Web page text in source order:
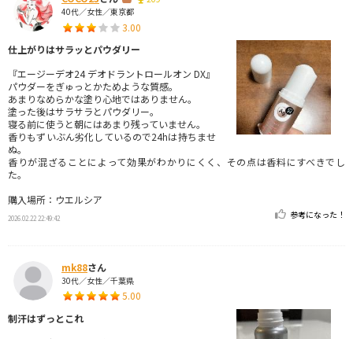
40代／女性／東京都
3.00
仕上がりはサラッとパウダリー
『エージーデオ24 デオドラントロールオン DX』
パウダーをぎゅっとかためような質感。
あまりなめらかな塗り心地ではありません。
塗った後はサラサラとパウダリー。
寝る前に使うと朝にはあまり残っていません。
香りもずいぶん劣化しているので24hは持ちませ
ぬ。
香りが混ざることによって効果がわかりにくく、その点は香料にすべきでし
た。
購入場所：ウエルシア
2026.02.22 22:49:42 参考になった！
mk88さん
30代／女性／千葉県
5.00
制汗はずっとこれ